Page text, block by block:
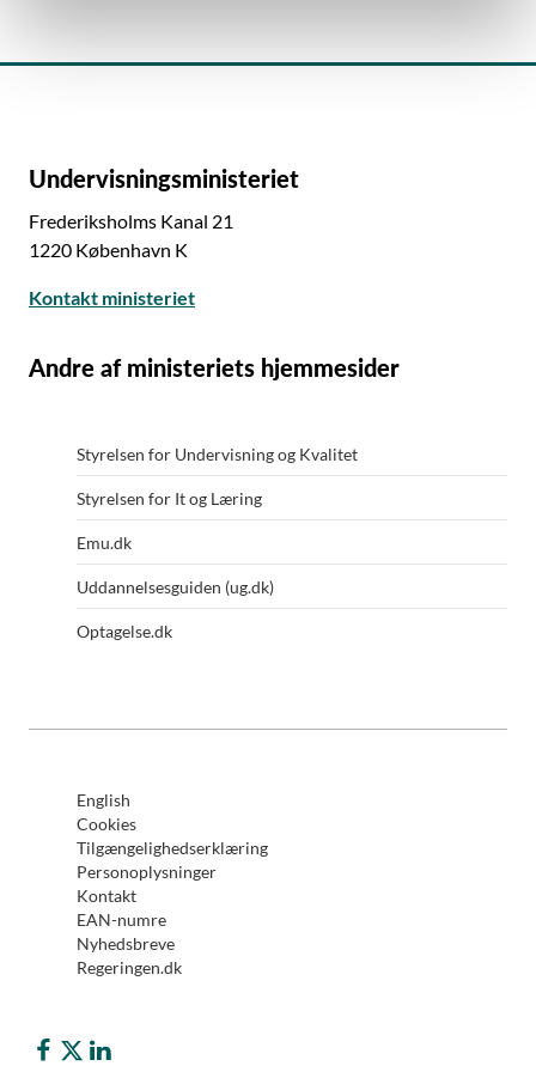
Undervisningsministeriet
Frederiksholms Kanal 21
1220 København K
Kontakt ministeriet
Andre af ministeriets hjemmesider
Styrelsen for Undervisning og Kvalitet
Styrelsen for It og Læring
Emu.dk
Uddannelsesguiden (ug.dk)
Optagelse.dk
English
Cookies
Tilgængelighedserklæring
Personoplysninger
Kontakt
EAN-numre
Nyhedsbreve
Regeringen.dk
Børne- og Undervisningsministeriet på Facebook
Børne- og Undervisningsministeriet på Twitter (X)
Børne- og Undervisningsministeriet på LinkedIn